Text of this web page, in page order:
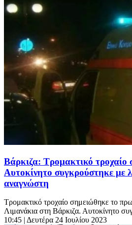
Βάρκιζα: Τρομακτικό τροχαίο
Αυτοκίνητο συγκρούστηκε
αναγνώστη
Τρομακτικό τροχαίο σημειώθηκε το
Λιμανάκια στη Βάρκιζα. Αυτοκίνητο
10:45 | Δευτέρα 24 Ιουλίου 2023